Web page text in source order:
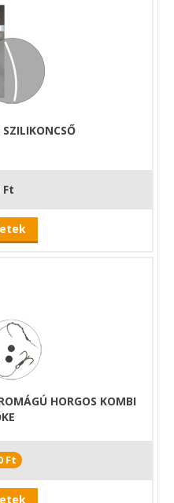
Ft
HORGOS KOMBI
Ft